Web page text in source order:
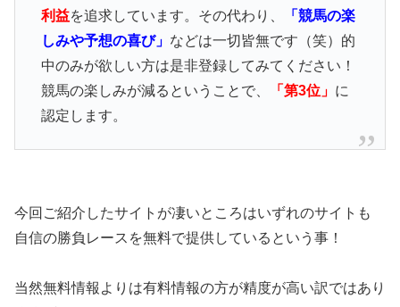
利益を追求しています。その代わり、
「競馬の楽
しみや予想の喜び」 などは一切皆無です（笑）的
中のみが欲しい方は是非登録してみてください！
競馬の楽しみが減るということで、
「第3位」 に
認定します。
今回ご紹介したサイトが凄いところはいずれのサイトも
自信の勝負レースを無料で提供しているという事！
当然無料情報よりは有料情報の方が精度が高い訳ではあり